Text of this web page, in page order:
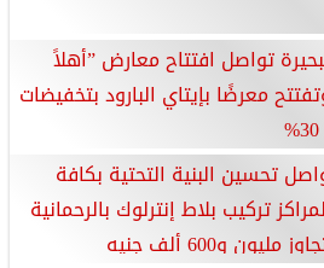
تواصل افتتاح معارض ”أهلاً
معرضًا بإيتاي البارود بتخفيضات
تحسين البنية التحتية بكافة
تركيب بلاط إنترلوك بالرحمانية
و600 ألف جنيه